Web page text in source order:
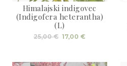
Himalajski indigovec
(Indigofera heterantha)
(L)
25,00€ Izvirna
cena
17,00 €Trenutna